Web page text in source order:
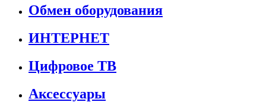
Обмен оборудования
ИНТЕРНЕТ
Цифровое ТВ
Аксессуары